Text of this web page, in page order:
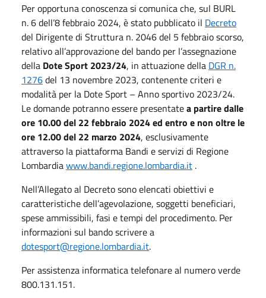
Per opportuna conoscenza si comunica che, sul BURL
n. 6 dell’8 febbraio 2024, è stato pubblicato il Decreto
del Dirigente di Struttura n. 2046 del 5 febbraio scorso,
relativo all’approvazione del bando per l’assegnazione
della Dote Sport 2023/24, in attuazione della DGR n.
1276del 13 novembre 2023, contenente criteri e
modalità per la Dote Sport – Anno sportivo 2023/24.
Le domande potranno essere presentatea partire dalle
ore 10.00 del 22 febbraio 2024 ed entro e non oltre le
ore 12.00 del 22 marzo 2024, esclusivamente
attraverso la piattaforma Bandi e servizi di Regione
Lombardiawww.bandi.regione.lombardia.it .
Nell’Allegato al Decreto sono elencati obiettivi e
caratteristiche dell’agevolazione, soggetti beneficiari,
spese ammissibili, fasi e tempi del procedimento. Per
informazioni sul bando scrivere a
dotesport@regione.lombardia.it.
Per assistenza informatica telefonare al numero verde
800.131.151.